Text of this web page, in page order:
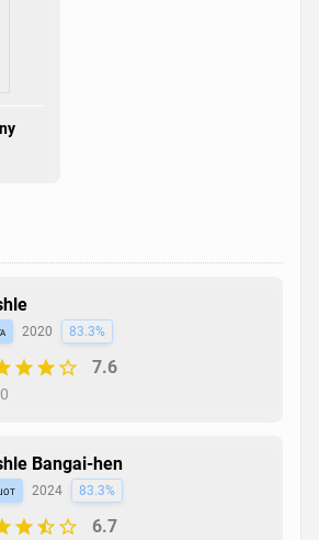
2020 83.3%
7.6
0
Bangai-hen
2024 83.3%
6.7